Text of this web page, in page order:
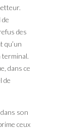
des
qu’un
terminal.
dans ce
de
son
ceux